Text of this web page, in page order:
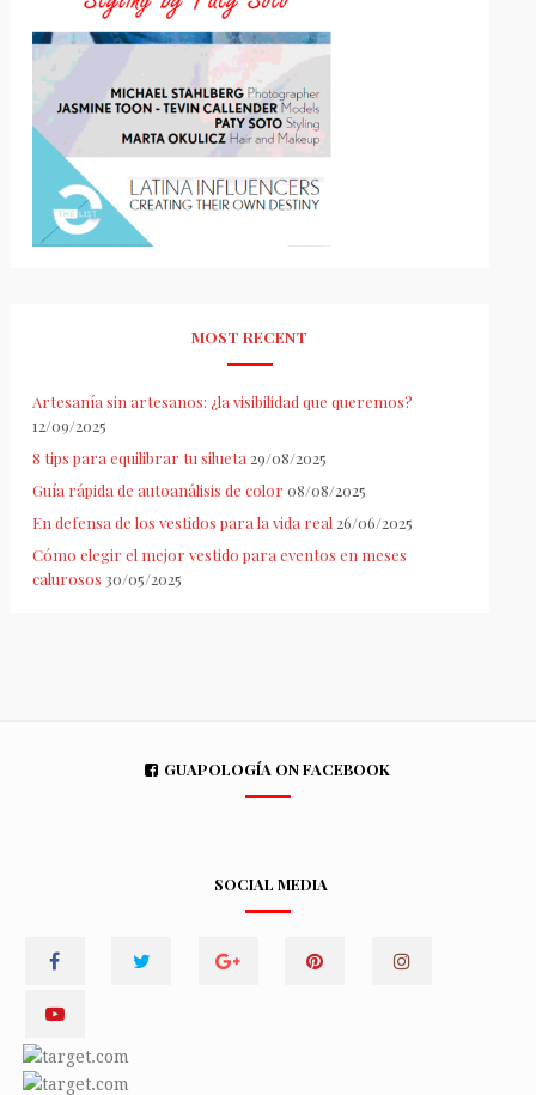
MOST RECENT
Artesanía sin artesanos: ¿la visibilidad que queremos?
12/09/2025
8 tips para equilibrar tu silueta 29/08/2025
Guía rápida de autoanálisis de color 08/08/2025
En defensa de los vestidos para la vida real 26/06/2025
Cómo elegir el mejor vestido para eventos en meses
calurosos 30/05/2025
GUAPOLOGÍA ON FACEBOOK
SOCIAL MEDIA